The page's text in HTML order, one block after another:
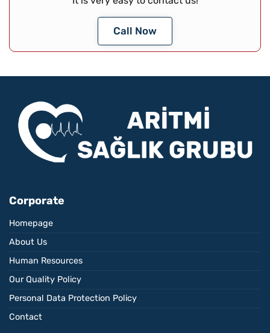
Call Now
Corporate
Homepage
About Us
Human Resources
Our Quality Policy
Personal Data Protection Policy
Contact